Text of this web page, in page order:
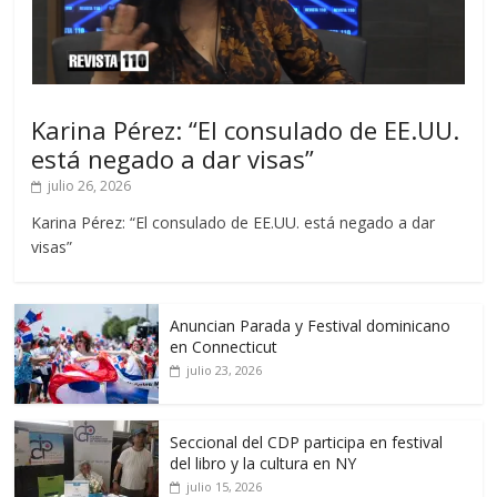
Karina Pérez: “El consulado de EE.UU.
está negado a dar visas”
julio 26, 2026
Karina Pérez: “El consulado de EE.UU. está negado a dar
visas”
Anuncian Parada y Festival dominicano
en Connecticut
julio 23, 2026
Seccional del CDP participa en festival
del libro y la cultura en NY
julio 15, 2026